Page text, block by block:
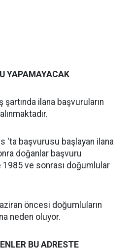
YAPAMAYACAK
şartında ilana başvuruların
'ta başvurusu başlayan ilana
doğanlar başvuru
1985 ve sonrası doğumlular
öncesi doğumluların
neden oluyor.
BU ADRESTE